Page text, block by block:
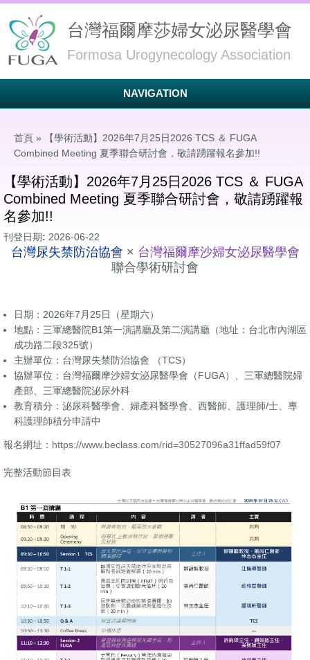
台灣福爾摩莎婦女泌尿醫學會
Formosa Urogynecology Association
NAVIGATION
首頁 » 【學術活動】2026年7月25日2026 TCS ＆ FUGA
Combined Meeting 夏季聯合研討會，敬請踴躍報名參加!!
【學術活動】2026年7月25日2026 TCS ＆ FUGA
Combined Meeting 夏季聯合研討會，敬請踴躍報
名參加!!
刊登日期: 2026-06-22
台灣尿失禁防治協會 × 台灣福爾摩沙婦女泌尿醫學會
聯合學術研討會
日期：2026年7月25日（星期六）
地點：三軍總醫院B1第一演講廳及第二演講廳（地址：台北市內湖區
成功路二段325號）
主辦單位：台灣尿失禁防治協會 （TCS）
協辦單位：台灣福爾摩沙婦女泌尿醫學會（FUGA）、三軍總醫院婦
產部、三軍總醫院泌尿外科
教育積分：泌尿科醫學會、婦產科醫學會、西醫師、護理師/士、專
科護理師積分申請中
報名網址： https://www.beclass.com/rid=30527096a31ffad59f07
完整活動節目表